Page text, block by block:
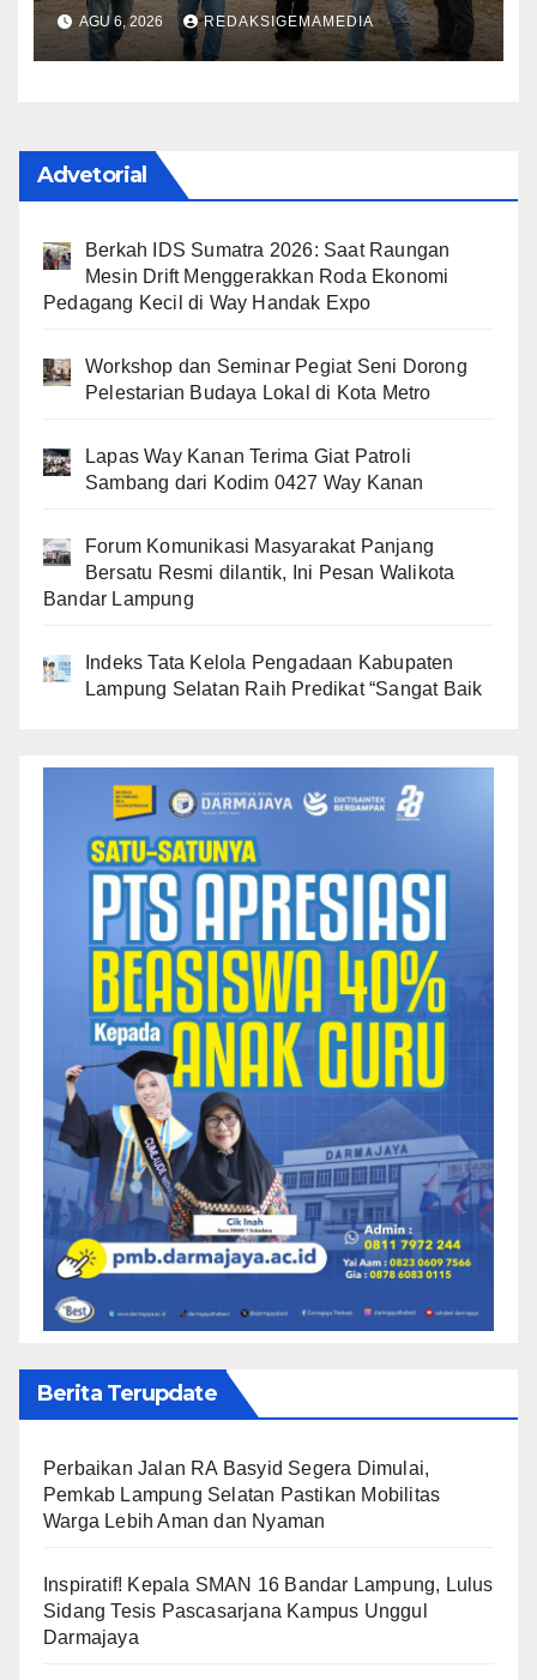
Penambang Resmi
AGU 6, 2026 REDAKSIGEMAMEDIA
Advetorial
Berkah IDS Sumatra 2026: Saat Raungan
Mesin Drift Menggerakkan Roda Ekonomi
Pedagang Kecil di Way Handak Expo
Workshop dan Seminar Pegiat Seni Dorong
Pelestarian Budaya Lokal di Kota Metro
Lapas Way Kanan Terima Giat Patroli
Sambang dari Kodim 0427 Way Kanan
Forum Komunikasi Masyarakat Panjang
Bersatu Resmi dilantik, Ini Pesan Walikota
Bandar Lampung
Indeks Tata Kelola Pengadaan Kabupaten
Lampung Selatan Raih Predikat “Sangat Baik
Berita Terupdate
Perbaikan Jalan RA Basyid Segera Dimulai,
Pemkab Lampung Selatan Pastikan Mobilitas
Warga Lebih Aman dan Nyaman
Inspiratif! Kepala SMAN 16 Bandar Lampung, Lulus
Sidang Tesis Pascasarjana Kampus Unggul
Darmajaya